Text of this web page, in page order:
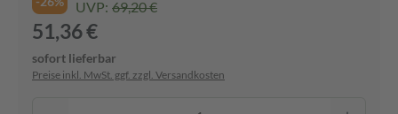
UVP: 69,20 €
51,36 €
sofort lieferbar
Preise inkl. MwSt. ggf. zzgl. Versandkosten